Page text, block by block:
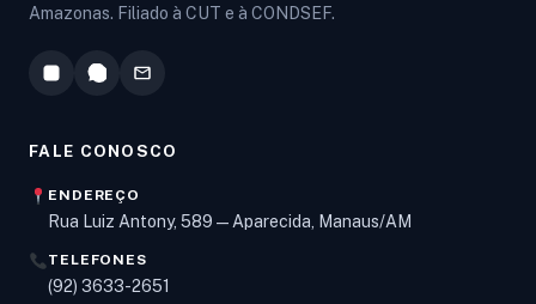
Amazonas. Filiado à CUT e à CONDSEF.
FALE CONOSCO
ENDEREÇO
Rua Luiz Antony, 589 — Aparecida, Manaus/AM
TELEFONES
(92) 3633-2651
Olá! Digite um assunto e vou buscar em nossas